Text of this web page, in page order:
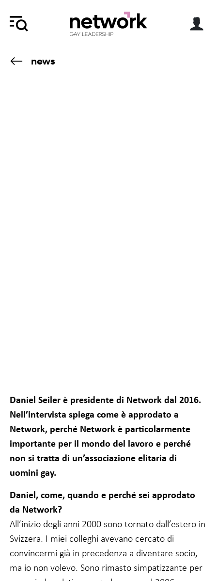
news
Daniel Seiler è presidente di Network dal 2016.
Nell’intervista spiega come è approdato a
Network, perché Network è particolarmente
importante per il mondo del lavoro e perché
non si tratta di un’associazione elitaria di
uomini gay.
Daniel, come, quando e perché sei approdato
da Network?
All’inizio degli anni 2000 sono tornato dall’estero in
Svizzera. I miei colleghi avevano cercato di
convincermi già in precedenza a diventare socio,
ma io non volevo. Sono rimasto simpatizzante per
Richiesto
Questi cookie
non sono
Sono necessari
per il
del sito web.
Statistiche
poter
migliorare
funzionalità
e la
struttura